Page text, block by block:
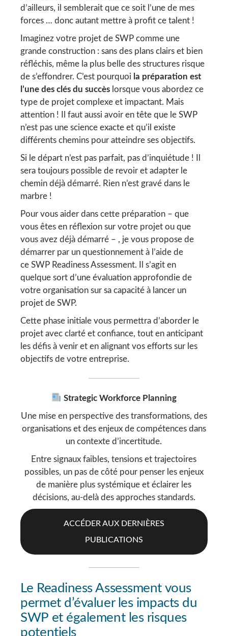
d’ailleurs, il semblerait que ce soit l’une de mes
forces … donc autant mettre à profit ce talent !
Imaginez votre projet de SWP comme une
grande construction : sans des plans clairs et bien
réfléchis, même la plus belle des structures risque
de s’effondrer. C’est pourquoi la préparation est
l’une des clés du succès lorsque vous abordez ce
type de projet complexe et impactant. Mais
attention ! Il faut aussi avoir en tête que le SWP
n’est pas une science exacte et qu’il existe
différents chemins pour atteindre ses objectifs.
Si le départ n’est pas parfait, pas d’inquiétude ! Il
sera toujours possible de revoir et adapter le
chemin déjà démarré. Rien n’est gravé dans le
marbre !
Pour vous aider dans cette préparation – que
vous êtes en réflexion sur votre projet ou que
vous avez déjà démarré – , je vous propose de
démarrer par un questionnement à l’aide de
ce SWP Readiness Assessment. Il s’agit en
quelque sort d’une évaluation approfondie de
votre organisation sur sa capacité à lancer un
projet de SWP.
Cette phase initiale vous permettra d’aborder le
projet avec clarté et confiance, tout en anticipant
les défis à venir et en alignant vos efforts sur les
objectifs de votre entreprise.
Strategic Workforce Planning
Une mise en perspective des transformations, des
organisations et des enjeux de compétences dans
un contexte d’incertitude.
Entre signaux faibles, tensions et trajectoires
possibles, un pas de côté pour penser les enjeux
de manière plus systémique et éclairer les
décisions, au-delà des approches standards.
ACCÉDER AUX DERNIÈRES
PUBLICATIONS
Le Readiness Assessment vous
permet d’évaluer les impacts du
SWP et également les risques
potentiels